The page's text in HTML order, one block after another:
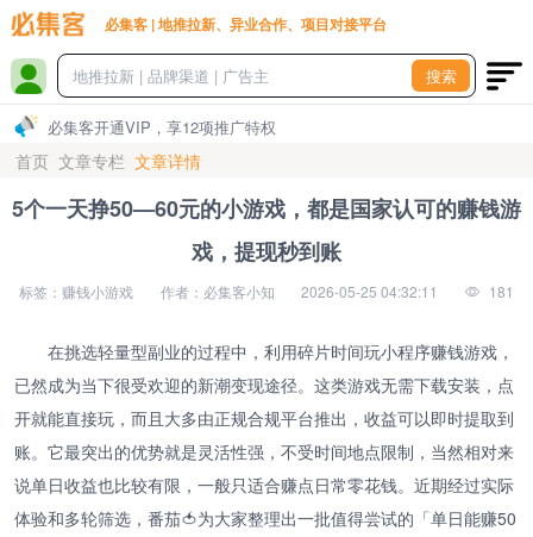
必集客 | 地推拉新、异业合作、项目对接平台
搜索
必集客开通VIP，享12项推广特权
首页 文章专栏 文章详情
5个一天挣50—60元的小游戏，都是国家认可的赚钱游
戏，提现秒到账
标签：赚钱小游戏 作者：必集客小知 2026-05-25 04:32:11 181
在挑选轻量型副业的过程中，利用碎片时间玩小程序赚钱游戏，
已然成为当下很受欢迎的新潮变现途径。这类游戏无需下载安装，点
开就能直接玩，而且大多由正规合规平台推出，收益可以即时提取到
账。它最突出的优势就是灵活性强，不受时间地点限制，当然相对来
说单日收益也比较有限，一般只适合赚点日常零花钱。近期经过实际
体验和多轮筛选，番茄🍅为大家整理出一批值得尝试的「单日能赚50